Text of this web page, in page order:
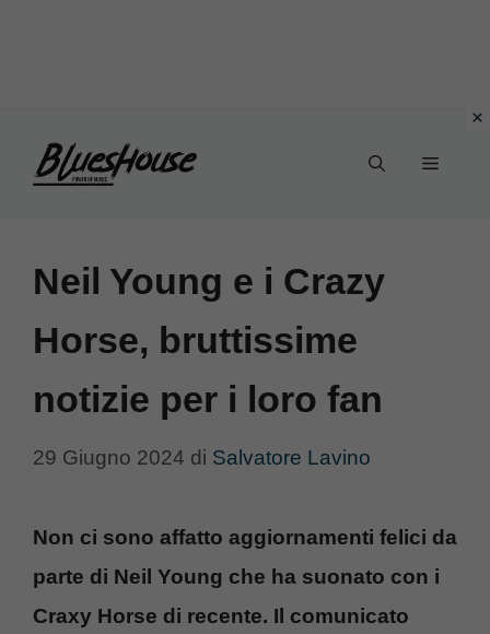
Menu
Neil Young e i Crazy
Horse, bruttissime
notizie per i loro fan
29 Giugno 2024 di Salvatore Lavino
Non ci sono affatto aggiornamenti felici da
parte di Neil Young che ha suonato con i
Craxy Horse di recente. Il comunicato